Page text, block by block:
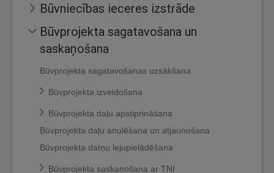
Būvniecības ieceres izstrāde
Būvprojekta sagatavošana un
saskaņošana
Būvprojekta sagatavošanas uzsākšana
Būvprojekta izveidošana
Būvprojekta daļu apstiprināšana
Būvprojekta daļu anulēšana un atjaunošana
Būvprojekta datņu lejupielādēšana
Būvprojekta saskaņošana ar TNI